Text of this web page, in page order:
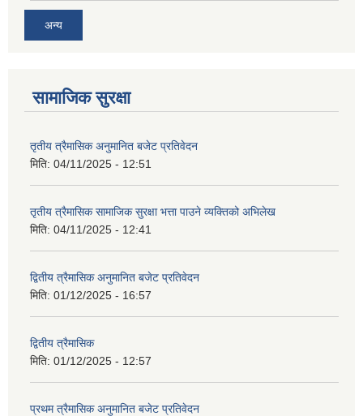
अन्य
सामाजिक सुरक्षा
तृतीय त्रैमासिक अनुमानित बजेट प्रतिवेदन
मिति: 04/11/2025 - 12:51
तृतीय त्रैमासिक सामाजिक सुरक्षा भत्ता पाउने व्यक्तिको अभिलेख
मिति: 04/11/2025 - 12:41
द्वितीय त्रैमासिक अनुमानित बजेट प्रतिवेदन
मिति: 01/12/2025 - 16:57
द्वितीय त्रैमासिक
मिति: 01/12/2025 - 12:57
प्रथम त्रैमासिक अनुमानित बजेट प्रतिवेदन